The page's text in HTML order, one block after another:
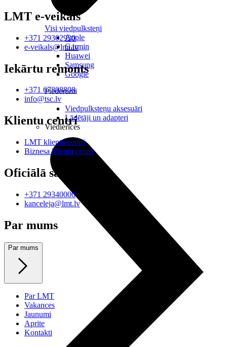
Visi viedpulksteņi
Apple
Garmin
Huawei
Samsung
Google
Piederumi
Viedpulksteņu aksesuāri
Lādētāji un adapteri
Viedierīces
LMT e-veikals
+371 29302930
e-veikals@lmt.lv
Iekārtu remonts
+371 67808808
info@tsc.lv
Klientu centri
LMT klientu centri
Biznesa klientu centri
Oficiālā saziņa
+371 29340000
kanceleja@lmt.lv
Par mums
Par mums
Par LMT
Vakances
Jaunumi
Aprite
Kontakti